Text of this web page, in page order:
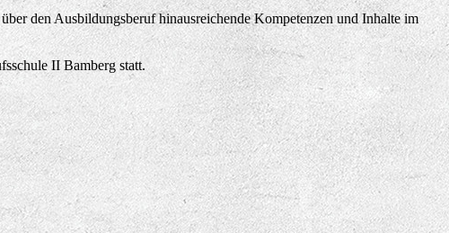
den Ausbildungsberuf hinausreichende Kompetenzen und Inhalte im
II Bamberg statt.